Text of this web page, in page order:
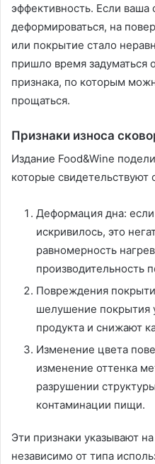
эффективность. Если ваша
деформироваться, на
или покрытие стало
пришло время задуматься
признака, по которым
прощаться.
Признаки износа
Издание Food&Wine
которые свидетельствуют
Деформация дна:
искривилось, это
равномерность
производительность
Повреждения
шелушение покрытия
продукта и снижают
Изменение цвета
изменение оттенка
разрушении
контаминации пищи.
Эти признаки указывают
независимо от типа